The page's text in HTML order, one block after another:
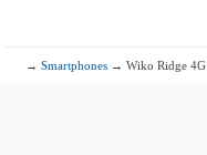
→Smartphones → Wiko Ridge 4G